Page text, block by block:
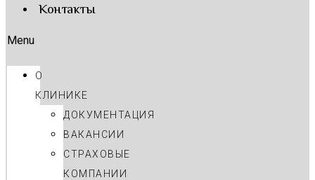
Контакты
Menu
О
КЛИНИКЕ
ДОКУМЕНТАЦИЯ
ВАКАНСИИ
СТРАХОВЫЕ
КОМПАНИИ